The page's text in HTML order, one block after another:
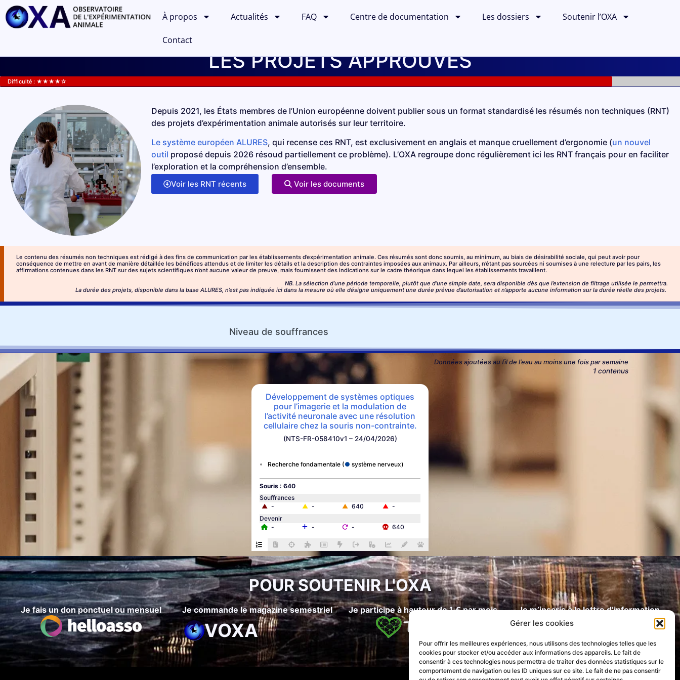
Gérer les cookies
Pour offrir les meilleures expériences, nous utilisons des technologies telles que les
cookies pour stocker et/ou accéder aux informations des appareils. Le fait de
consentir à ces technologies nous permettra de traiter des données statistiques sur le
comportement de navigation ou les ID uniques sur ce site. Le fait de ne pas consentir
À propos Actualités FAQ Centre de documentation Les dossiers Soutenir l’OXA
Contact
LES PROJETS APPROUVÉS
Difficulté : ★★★★☆
Depuis 2021, les États membres de l’Union européenne doivent publier sous un format standardisé les résumés non techniques (RNT)
des projets d’expérimentation animale autorisés sur leur territoire.
Le système européen ALURES, qui recense ces RNT, est exclusivement en anglais et manque cruellement d’ergonomie (un nouvel
outil proposé depuis 2026 résoud partiellement ce problème). L’OXA regroupe donc régulièrement ici les RNT français pour en faciliter
l’exploration et la compréhension d’ensemble.
Voir les RNT récents Voir les documents
Le contenu des résumés non techniques est rédigé à des fins de communication par les établissements d’expérimentation animale. Ces résumés sont donc soumis, au minimum, au biais de désirabilité sociale, qui peut avoir pour
conséquence de mettre en avant de manière détaillée les bénéfices attendus et de limiter les détails et la description des contraintes imposées aux animaux. Par ailleurs, n’étant pas sourcées ni soumises à une relecture par les pairs, les
affirmations contenues dans les RNT sur des sujets scientifiques n’ont aucune valeur de preuve, mais fournissent des indications sur le cadre théorique dans lequel les établissements travaillent.
NB. La sélection d’une période temporelle, plutôt que d’une simple date, sera disponible dès que l’extension de filtrage utilisée le permettra.
La durée des projets, disponible dans la base ALURES, n’est pas indiquée ici dans la mesure où elle désigne uniquement une durée prévue d’autorisation et n’apporte aucune information sur la durée réelle des projets.
Documents
2013-2014 2016 2017 2018 2019 2020 2021
Résumés non techniques de l'Union européenne depuis 2022
Consulter la base de données ALURES
Niveau de souffrances
Données ajoutées au fil de l’eau au moins une fois par semaine
1 contenus
Développement de systèmes optiques
pour l’imagerie et la modulation de
l’activité neuronale avec une résolution
cellulaire chez la souris non-contrainte.
(NTS-FR-058410v1 – 24/04/2026)
Recherche fondamentale système nerveux
Souris : 640
Souffrances
▲ - ▲ - ▲ 640 ▲ -
Devenir
-
- - 640
POUR SOUTENIR L'OXA
Je fais un don ponctuel ou mensuel Je commande le magazine semestriel
VOXA
Je participe à hauteur de 1 € par mois Je m’inscris à la lettre d’information